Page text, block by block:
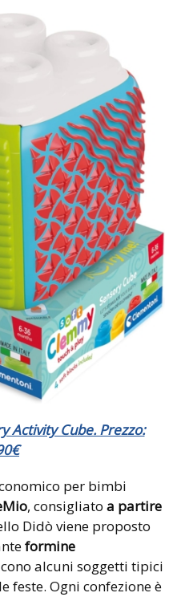
Activity Cube. Prezzo:
€
per bimbi
, consigliato a partire
Didò viene proposto
formine
alcuni soggetti tipici
feste. Ogni confezione è